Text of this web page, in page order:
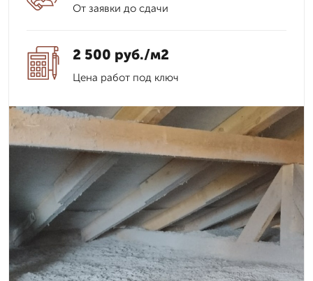
От заявки до сдачи
2 500 руб./м2
Цена работ под ключ